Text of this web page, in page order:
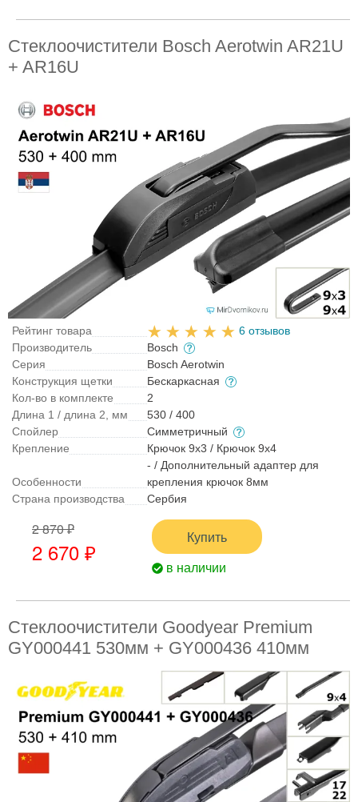
Стеклоочистители Bosch Aerotwin AR21U
+ AR16U
Рейтинг товара
6 отзывов
Производитель
Bosch
Серия
Bosch Aerotwin
Конструкция щетки
Бескаркасная
Кол-во в комплекте
2
Длина 1 / длина 2, мм
530 / 400
Спойлер
Симметричный
Крепление
Крючок 9x3 / Крючок 9x4
Особенности
- / Дополнительный адаптер для
крепления крючок 8мм
Страна производства
Сербия
2 870 ₽
2 670 ₽
Купить
в наличии
Стеклоочистители Goodyear Premium
GY000441 530мм + GY000436 410мм